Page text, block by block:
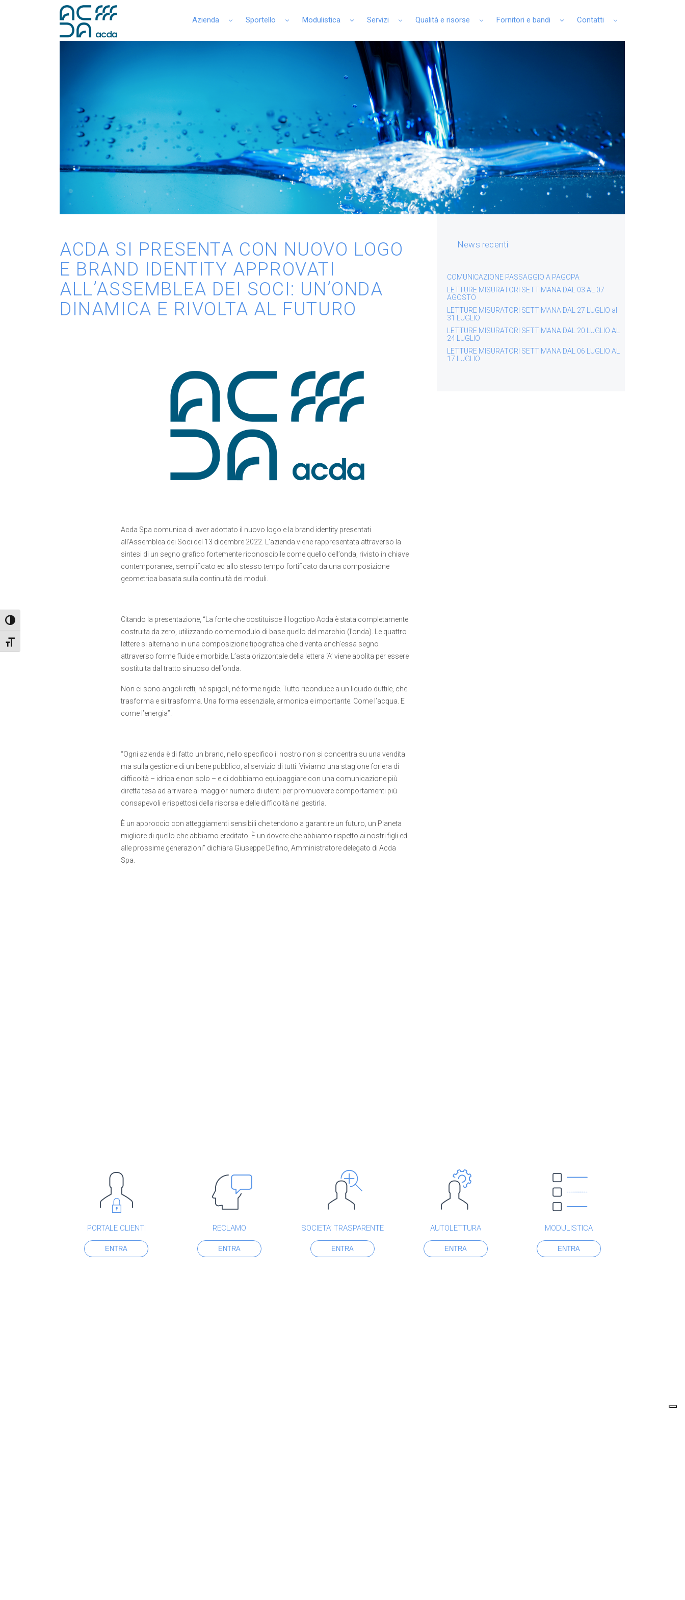
Attiva/disattiva alto contrasto
Attiva/disattiva dimensione testo
Azienda Sportello Modulistica Servizi Qualità e risorse Fornitori e bandi Contatti
ACDA SI PRESENTA CON NUOVO LOGO
E BRAND IDENTITY APPROVATI
ALL’ASSEMBLEA DEI SOCI: UN’ONDA
DINAMICA E RIVOLTA AL FUTURO
Acda Spa comunica di aver adottato il nuovo logo e la brand identity presentati
all’Assemblea dei Soci del 13 dicembre 2022. L’azienda viene rappresentata attraverso la
sintesi di un segno grafico fortemente riconoscibile come quello dell’onda, rivisto in chiave
contemporanea, semplificato ed allo stesso tempo fortificato da una composizione
geometrica basata sulla continuità dei moduli.
Citando la presentazione, “La fonte che costituisce il logotipo Acda è stata completamente
costruita da zero, utilizzando come modulo di base quello del marchio (l’onda). Le quattro
lettere si alternano in una composizione tipografica che diventa anch’essa segno
attraverso forme fluide e morbide. L’asta orizzontale della lettera ‘A’ viene abolita per essere
sostituita dal tratto sinuoso dell’onda.
Non ci sono angoli retti, né spigoli, né forme rigide. Tutto riconduce a un liquido duttile, che
trasforma e si trasforma. Una forma essenziale, armonica e importante. Come l’acqua. E
come l’energia”.
“Ogni azienda è di fatto un brand, nello specifico il nostro non si concentra su una vendita
ma sulla gestione di un bene pubblico, al servizio di tutti. Viviamo una stagione foriera di
difficoltà – idrica e non solo – e ci dobbiamo equipaggiare con una comunicazione più
diretta tesa ad arrivare al maggior numero di utenti per promuovere comportamenti più
consapevoli e rispettosi della risorsa e delle difficoltà nel gestirla.
È un approccio con atteggiamenti sensibili che tendono a garantire un futuro, un Pianeta
migliore di quello che abbiamo ereditato. È un dovere che abbiamo rispetto ai nostri figli ed
alle prossime generazioni” dichiara Giuseppe Delfino, Amministratore delegato di Acda
Spa.
News recenti
COMUNICAZIONE PASSAGGIO A PAGOPA
LETTURE MISURATORI SETTIMANA DAL 03 AL 07
AGOSTO
LETTURE MISURATORI SETTIMANA DAL 27 LUGLIO al
31 LUGLIO
LETTURE MISURATORI SETTIMANA DAL 20 LUGLIO AL
24 LUGLIO
LETTURE MISURATORI SETTIMANA DAL 06 LUGLIO AL
17 LUGLIO
PORTALE CLIENTI
ENTRA
RECLAMO
ENTRA
SOCIETA’ TRASPARENTE
ENTRA
AUTOLETTURA
ENTRA
MODULISTICA
ENTRA